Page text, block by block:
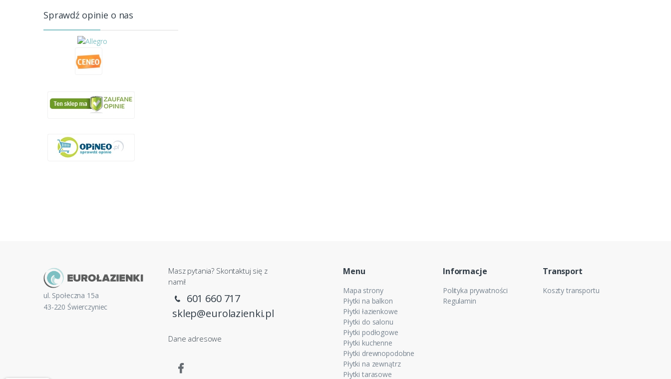
Sprawdź opinie o nas
ul. Społeczna 15a
43-220 Świerczyniec
Masz pytania? Skontaktuj się z
nami!
601 660 717
sklep@eurolazienki.pl
Dane adresowe
Menu
Mapa strony
Płytki na balkon
Płytki łazienkowe
Płytki do salonu
Płytki podłogowe
Płytki kuchenne
Płytki drewnopodobne
Płytki na zewnątrz
Płytki tarasowe
Informacje
Polityka prywatności
Regulamin
Transport
Koszty transportu